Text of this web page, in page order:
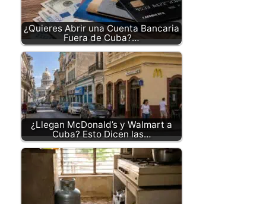
¿Quieres Abrir una Cuenta Bancaria
Fuera de Cuba?…
¿Llegan McDonald’s y Walmart a
Cuba? Esto Dicen las…